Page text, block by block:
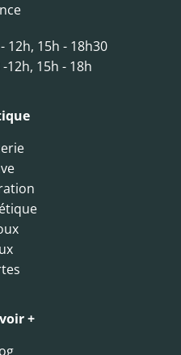
12h, 15h - 18h30
12h, 15h - 18h
+